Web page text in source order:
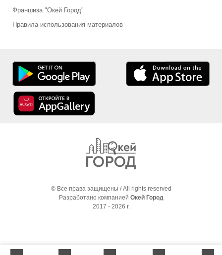
Франшиза "Окей Город"
Правила использования материалов
© Все права защищены / All rights reserved
Разработано компанией Окей Город
2017 - 2026 г.